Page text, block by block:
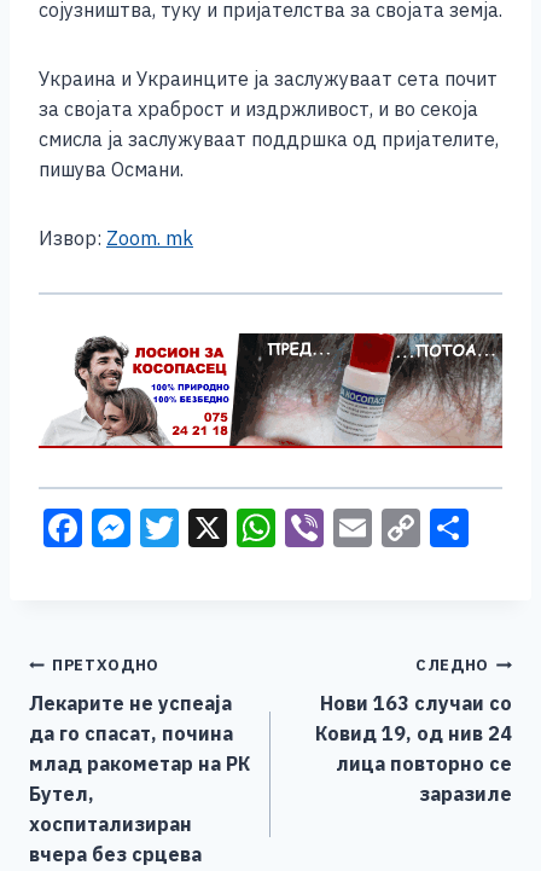
сојузништва, туку и пријателства за својата земја.
Украина и Украинците ја заслужуваат сета почит
за својата храброст и издржливост, и во секоја
смисла ја заслужуваат поддршка од пријателите,
пишува Османи.
Извор: Zoom. mk
F
b
o
o
k
M
n
g
er
T X W Vi E C
Li
n
k
Навигација
на
напис
ПРЕТХОДНО
Лекарите не успеаја
да го спасат, почина
млад ракометар на РК
Бутел,
хоспитализиран
вчера без срцева
СЛЕДНО
Нови 163 случаи со
Ковид 19, од нив 24
лица повторно се
заразиле